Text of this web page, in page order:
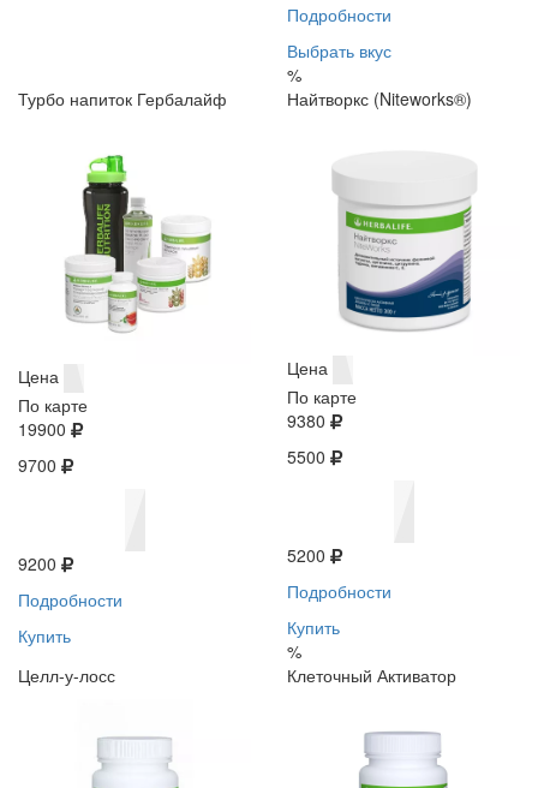
Подробности
Выбрать вкус
%
Турбо напиток Гербалайф
Цена
По карте
19900
9700
9200
Подробности
Купить
Найтворкс (Niteworks®)
Цена
По карте
9380
5500
5200
Подробности
Купить
%
Целл-у-лосс
Клеточный Активатор